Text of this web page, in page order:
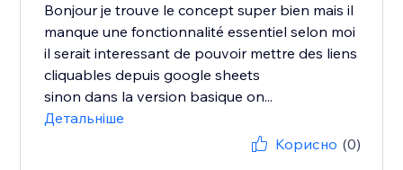
Bonjour je trouve le concept super bien mais il
manque une fonctionnalité essentiel selon moi
il serait interessant de pouvoir mettre des liens
cliquables depuis google sheets
sinon dans la version basique on...
Детальніше
Корисно (0)